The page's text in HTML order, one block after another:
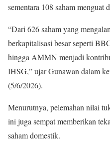
sementara 108 saham menguat
“Dari 626 saham yang
berkapitalisasi besar seperti
hingga AMMN menjadi
IHSG,” ujar Gunawan dalam
(5/6/2026).
Menurutnya, pelemahan nilai
ini juga sempat memberikan
saham domestik.